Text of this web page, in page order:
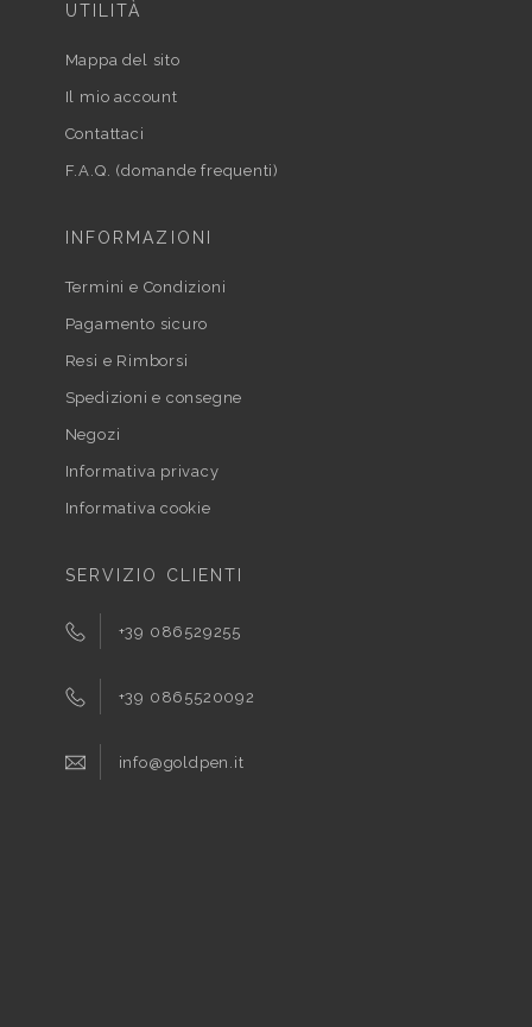
UTILITÀ
Mappa del sito
Il mio account
Contattaci
F.A.Q. (domande frequenti)
INFORMAZIONI
Termini e Condizioni
Pagamento sicuro
Resi e Rimborsi
Spedizioni e consegne
Negozi
Informativa privacy
Informativa cookie
SERVIZIO CLIENTI
+39 086529255
+39 0865520092
info@goldpen.it